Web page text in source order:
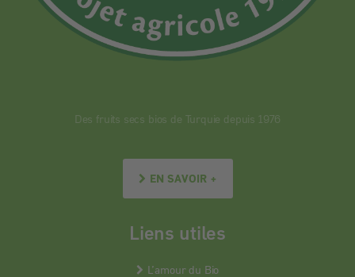
Des fruits secs bios de Turquie depuis 1976
EN SAVOIR +
Liens utiles
L’amour du Bio